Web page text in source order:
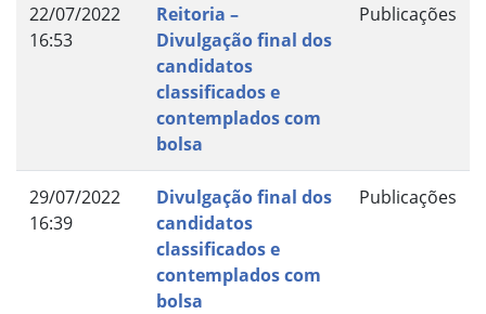
22/07/2022
16:53
Reitoria –
Divulgação final dos
candidatos
classificados e
contemplados com
bolsa
Publicações
29/07/2022
16:39
Divulgação final dos
candidatos
classificados e
contemplados com
bolsa
Publicações